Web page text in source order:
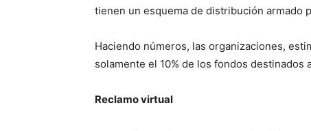
tienen un esquema de distribución armado
Haciendo números, las organizaciones,
solamente el 10% de los fondos
Reclamo virtual